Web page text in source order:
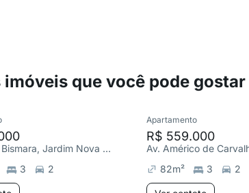
imóveis que você pode gostar
R. Orlando Bismara, Jardim Nova Manchester
3 2
Apartamento
R$ 559.000
82m² 3 2